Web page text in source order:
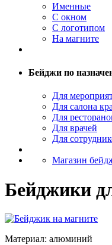
Именные
С окном
С логотипом
На магните
Бейджи по
Для
Для салона
Для
Для врачей
Для
Магазин
Бейджики
Материал: алюминий